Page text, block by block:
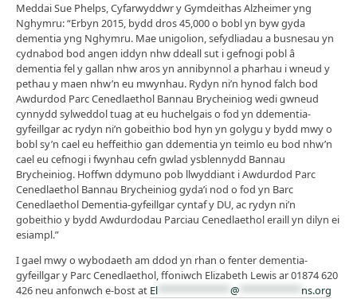
Meddai Sue Phelps, Cyfarwyddwr y Gymdeithas Alzheimer yng
Nghymru: “Erbyn 2015, bydd dros 45,000 o bobl yn byw gyda
dementia yng Nghymru. Mae unigolion, sefydliadau a busnesau yn
cydnabod bod angen iddyn nhw ddeall sut i gefnogi pobl â
dementia fel y gallan nhw aros yn annibynnol a pharhau i wneud y
pethau y maen nhw’n eu mwynhau. Rydyn ni’n hynod falch bod
Awdurdod Parc Cenedlaethol Bannau Brycheiniog wedi gwneud
cynnydd sylweddol tuag at eu huchelgais o fod yn ddementia-
gyfeillgar ac rydyn ni’n gobeithio bod hyn yn golygu y bydd mwy o
bobl sy’n cael eu heffeithio gan ddementia yn teimlo eu bod nhw’n
cael eu cefnogi i fwynhau cefn gwlad ysblennydd Bannau
Brycheiniog. Hoffwn ddymuno pob llwyddiant i Awdurdod Parc
Cenedlaethol Bannau Brycheiniog gyda’i nod o fod yn Barc
Cenedlaethol Dementia-gyfeillgar cyntaf y DU, ac rydyn ni’n
gobeithio y bydd Awdurdodau Parciau Cenedlaethol eraill yn dilyn ei
esiampl.”
I gael mwy o wybodaeth am ddod yn rhan o fenter dementia-
gyfeillgar y Parc Cenedlaethol, ffoniwch Elizabeth Lewis ar 01874 620
426 neu anfonwch e-bost at El @
ns.org